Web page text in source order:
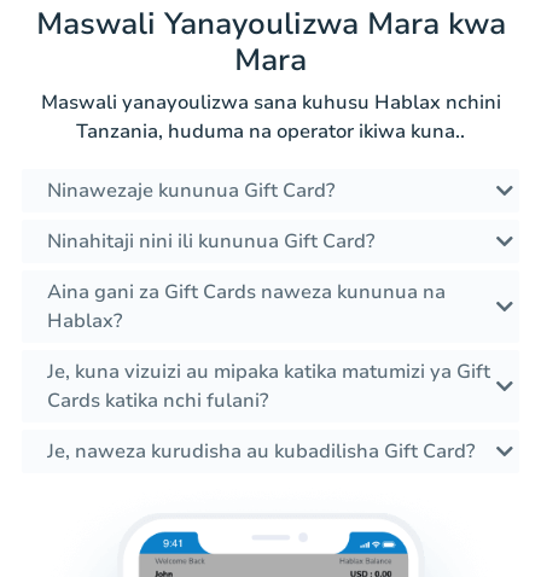
Maswali Yanayoulizwa Mara kwa
Mara
Maswali yanayoulizwa sana kuhusu Hablax nchini
Tanzania, huduma na operator ikiwa kuna..
Ninawezaje kununua Gift Card?
Ninahitaji nini ili kununua Gift Card?
Aina gani za Gift Cards naweza kununua na
Hablax?
Je, kuna vizuizi au mipaka katika matumizi ya Gift
Cards katika nchi fulani?
Je, naweza kurudisha au kubadilisha Gift Card?